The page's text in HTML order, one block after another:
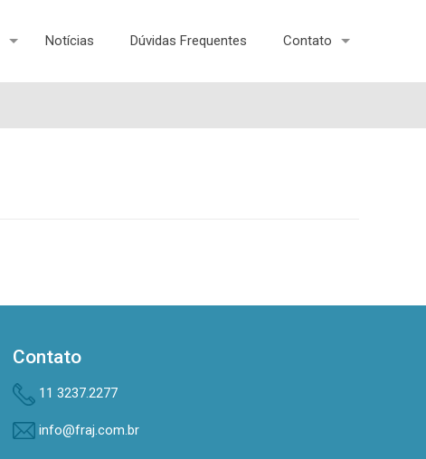
Notícias Dúvidas Frequentes Contato
Contato
11 3237.2277
info@fraj.com.br